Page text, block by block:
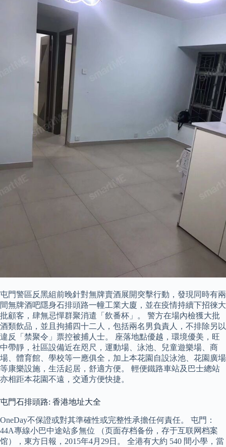
屯門警區反黑組前晚針對無牌賣酒展開突擊行動，發現同時有兩
間無牌酒吧隱身石排頭路一幢工業大廈，並在疫情持續下招徠大
批顧客，肆無忌憚群聚消遣「飲番杯」。 警方在場內檢獲大批
酒類飲品，並且拘捕四十二人，包括兩名男負責人，不排除另以
違反「禁聚令」票控被捕人士。 座落地點優越，環境優美，旺
中帶靜，社區設備近在咫尺，運動場、泳池、兒童遊樂場、商
場、體育館、學校等一應俱全，加上本花園自設泳池、花園廣場
等康樂設施，生活起居，舒適方便。 輕便鐵路車站及巴士總站
亦相距本花園不遠，交通方便快捷。
屯門石排頭路: 香港地址大全
OneDay不保證或對其準確性或完整性承擔任何責任。 屯門：
44A專線小巴中途站多無位 （页面存档备份，存于互联网档案
馆），東方日報，2015年4月29日。 全港有大約 540 間小學，當